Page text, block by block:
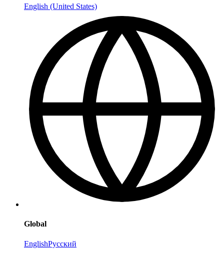
English (United States)
Global
EnglishРусский